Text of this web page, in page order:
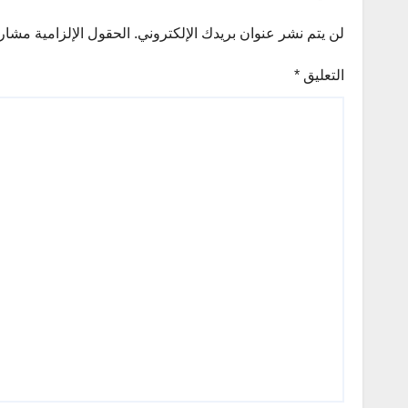
لن يتم نشر عنوان بريدك الإلكتروني. الحقول الإلزامية مشار
التعليق *